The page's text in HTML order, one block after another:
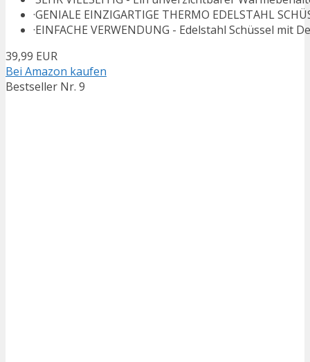
·GENIALE EINZIGARTIGE THERMO EDELSTAHL
·EINFACHE VERWENDUNG - Edelstahl Schüssel
39,99 EUR
Bei Amazon kaufen
Bestseller Nr. 9